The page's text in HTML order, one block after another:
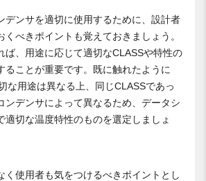
デンサを適切に使用するために、設計者
くべきポイントも覚えておきましょう。
ば、用途に応じて適切なCLASSや特性の
ることが重要です。既に触れたように
な用途は異なる上、同じCLASSであっ
ンデンサによって異なるため、データシ
適切な温度特性のものを選定しましょ
く使用者も気をつけるべきポイントとし